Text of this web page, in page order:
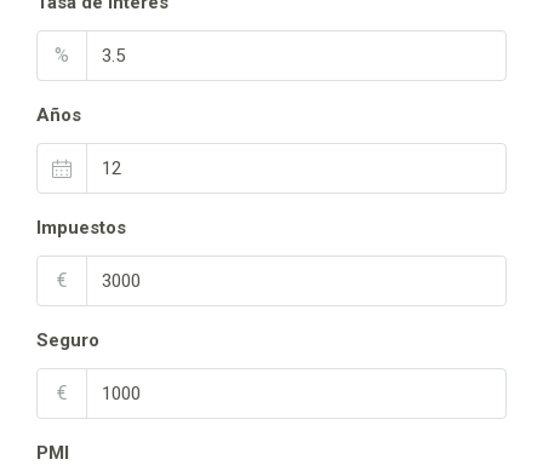
%
Años
Impuestos
€
Seguro
€
PMI